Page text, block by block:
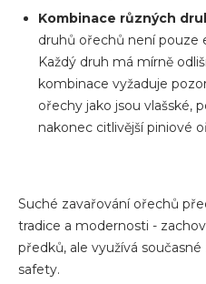
Kombinace různých
druhů ořechů není pouze
Každý druh má mírně
kombinace vyžaduje
ořechy jako jsou vlašské,
nakonec citlivější piniové
Suché zavařování ořechů
tradice a modernosti -
předků, ale využívá
safety.